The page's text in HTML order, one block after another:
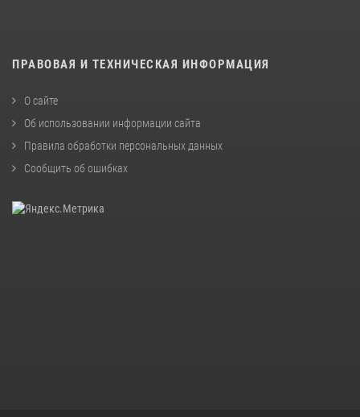
ПРАВОВАЯ И ТЕХНИЧЕСКАЯ ИНФОРМАЦИЯ
О сайте
Об использовании информации сайта
Правила обработки персональных данных
Сообщить об ошибках